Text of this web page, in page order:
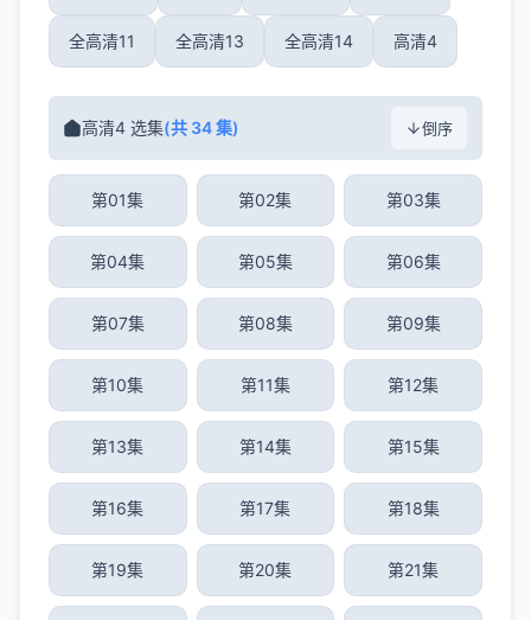
全高清11 全高清13 全高清14 高清4
高清4 选集(共 34 集) 倒序
第01集 第02集 第03集
第04集 第05集 第06集
第07集 第08集 第09集
第10集 第11集 第12集
第13集 第14集 第15集
第16集 第17集 第18集
第19集 第20集 第21集